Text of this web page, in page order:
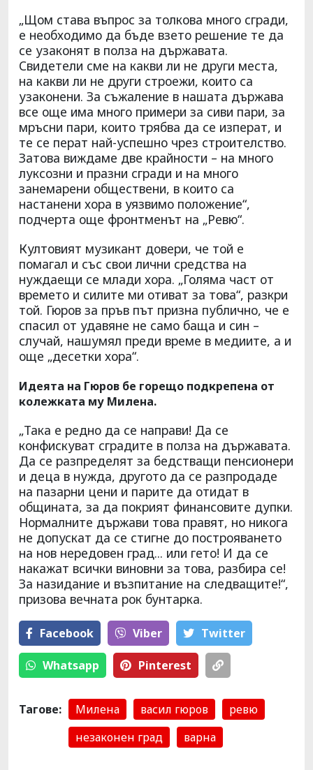
„Щом става въпрос за толкова много сгради,
е необходимо да бъде взето решение те да
се узаконят в полза на държавата.
Свидетели сме на какви ли не други места,
на какви ли не други строежи, които са
узаконени. За съжаление в нашата държава
все още има много примери за сиви пари, за
мръсни пари, които трябва да се изперат, и
те се перат най-успешно чрез строителство.
Затова виждаме две крайности – на много
луксозни и празни сгради и на много
занемарени обществени, в които са
настанени хора в уязвимо положение“,
подчерта още фронтменът на „Ревю“.
Култовият музикант довери, че той е
помагал и със свои лични средства на
нуждаещи се млади хора. „Голяма част от
времето и силите ми отиват за това“, разкри
той. Гюров за пръв път призна публично, че е
спасил от удавяне не само баща и син –
случай, нашумял преди време в медиите, а и
още „десетки хора“.
Идеята на Гюров бе горещо подкрепена от
колежката му Милена.
„Така е редно да се направи! Да се
конфискуват сградите в полза на държавата.
Да се разпределят за бедстващи пенсионери
и деца в нужда, другото да се разпродаде
на пазарни цени и парите да отидат в
общината, за да покрият финансовите дупки.
Нормалните държави това правят, но никога
не допускат да се стигне до построяването
на нов нередовен град... или гето! И да се
накажат всички виновни за това, разбира се!
За назидание и възпитание на следващите!“,
призова вечната рок бунтарка.
Facebook Viber Тwitter
Whatsapp Pinterest
Тагове: Милена васил гюров
ревю
незаконен град
варна